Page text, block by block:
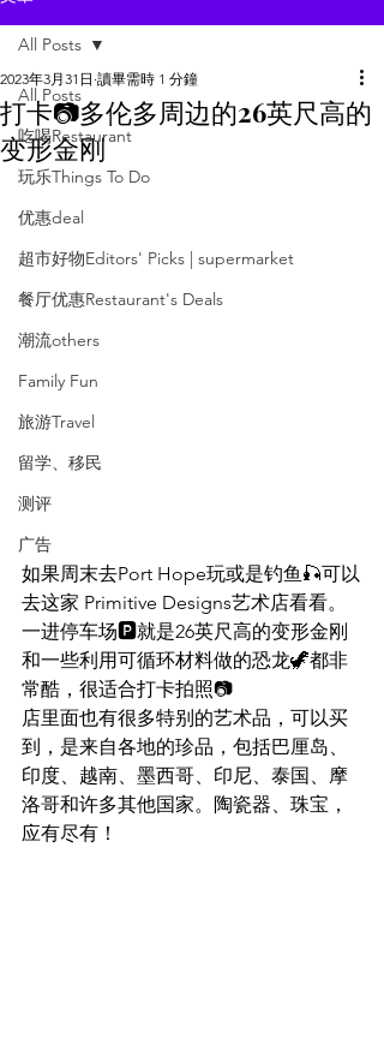
All Posts
吃喝Restaurant
玩乐Things To Do
优惠deal
超市好物Editors' Picks | supermarket
餐厅优惠Restaurant's Deals
潮流others
Family Fun
旅游Travel
留学、移民
测评
广告
All Posts
打卡📷多伦多周边的26英尺高的
变形金刚
2023年3月31日 讀畢需時 1 分鐘
如果周末去Port Hope玩或是钓鱼🎣可以
去这家 Primitive Designs艺术店看看。
一进停车场🅿️就是26英尺高的变形金刚
和一些利用可循环材料做的恐龙🦖都非
常酷，很适合打卡拍照📷
店里面也有很多特别的艺术品，可以买
到，是来自各地的珍品，包括巴厘岛、
印度、越南、墨西哥、印尼、泰国、摩
洛哥和许多其他国家。陶瓷器、珠宝，
应有尽有！